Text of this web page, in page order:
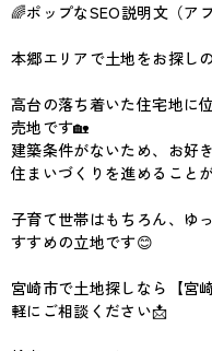
🌈ポップなSEO説明文（ア
本郷エリアで土地をお探し
高台の落ち着いた住宅地に
売地です🏡
建築条件がないため、お好
住まいづくりを進めること
子育て世帯はもちろん、ゆ
すすめの立地です😊
宮崎市で土地探しなら【宮
軽にご相談ください📩